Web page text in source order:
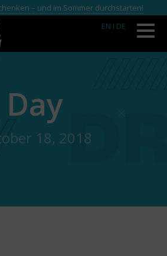
– und im Sommer durchstarten!
EN I DE
Day
18, 2018